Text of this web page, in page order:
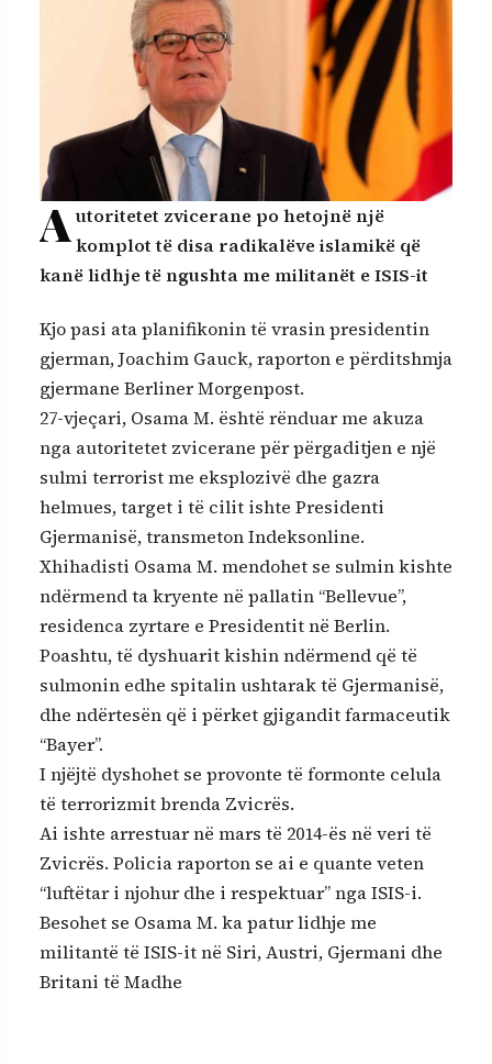
Autoritetet zvicerane po hetojnë një
komplot të disa radikalëve islamikë që
kanë lidhje të ngushta me militanët e ISIS-it
Kjo pasi ata planifikonin të vrasin presidentin
gjerman, Joachim Gauck, raporton e përditshmja
gjermane Berliner Morgenpost.
27-vjeçari, Osama M. është rënduar me akuza
nga autoritetet zvicerane për përgaditjen e një
sulmi terrorist me eksplozivë dhe gazra
helmues, target i të cilit ishte Presidenti
Gjermanisë, transmeton Indeksonline.
Xhihadisti Osama M. mendohet se sulmin kishte
ndërmend ta kryente në pallatin “Bellevue”,
residenca zyrtare e Presidentit në Berlin.
Poashtu, të dyshuarit kishin ndërmend që të
sulmonin edhe spitalin ushtarak të Gjermanisë,
dhe ndërtesën që i përket gjigandit farmaceutik
“Bayer”.
I njëjtë dyshohet se provonte të formonte celula
të terrorizmit brenda Zvicrës.
Ai ishte arrestuar në mars të 2014-ës në veri të
Zvicrës. Policia raporton se ai e quante veten
“luftëtar i njohur dhe i respektuar” nga ISIS-i.
Besohet se Osama M. ka patur lidhje me
militantë të ISIS-it në Siri, Austri, Gjermani dhe
Britani të Madhe